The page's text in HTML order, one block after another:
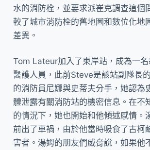
水的消防栓，並要求派崔克調查這個
較了城市消防栓的舊地圖和數位化地
差異。
Tom Lateur加入了東岸站，成為一
醫護人員，此前Steve是該站副隊長
的消防員尼娜與史蒂夫分手，她認為
體泄露有關消防站的機密信息。在不
的情況下，她也開始和他傾述感情。
前出了車禍，由於他當時吸食了古柯
害者。湯姆的朋友們威脅說，如果他